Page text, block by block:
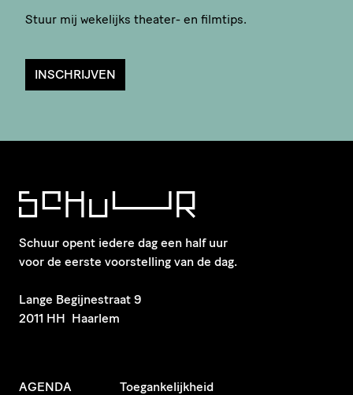
Stuur mij wekelijks theater- en filmtips.
INSCHRIJVEN
Schuur opent iedere dag een half uur
voor de eerste voorstelling van de dag.
​Lange Begijnestraat 9
2011 HH Haarlem
AGENDA
Toegankelijkheid